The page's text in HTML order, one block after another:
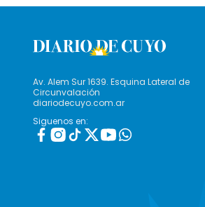
Av. Alem Sur 1639. Esquina Lateral de
Circunvalación
diariodecuyo.com.ar
Siguenos en: